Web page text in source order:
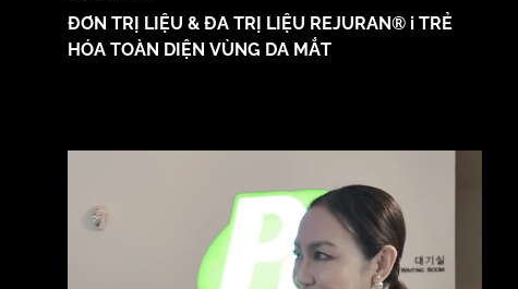
ĐƠN TRỊ LIỆU & ĐA TRỊ LIỆU REJURAN® i TRẺ
HÓA TOÀN DIỆN VÙNG DA MẮT